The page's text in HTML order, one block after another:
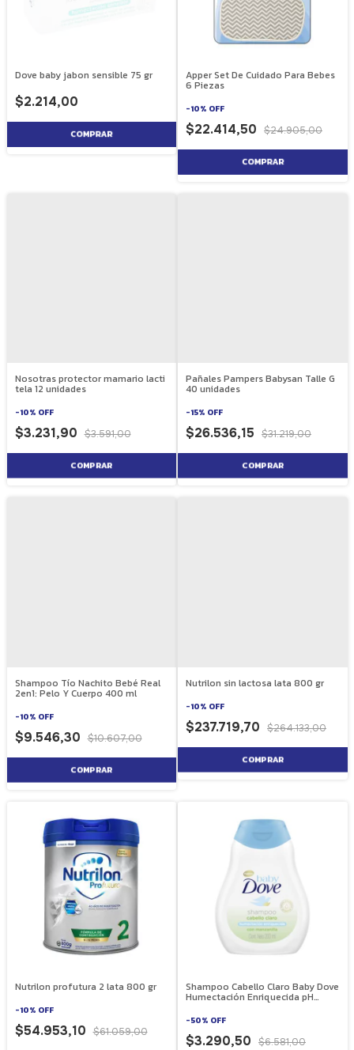
Dove baby jabon sensible 75 gr
$2.214,00
Apper Set De Cuidado Para Bebes
6 Piezas
-10% OFF
$22.414,50 $24.905,00
Nosotras protector mamario lacti
tela 12 unidades
-10% OFF
$3.231,90 $3.591,00
Pañales Pampers Babysan Talle G
40 unidades
-15% OFF
$26.536,15 $31.219,00
Shampoo Tío Nachito Bebé Real
2en1: Pelo Y Cuerpo 400 ml
-10% OFF
$9.546,30 $10.607,00
Nutrilon sin lactosa lata 800 gr
-10% OFF
$237.719,70 $264.133,00
Nutrilon profutura 2 lata 800 gr
-10% OFF
$54.953,10 $61.059,00
Shampoo Cabello Claro Baby Dove
Humectación Enriquecida pH
-50% OFF
$3.290,50 $6.581,00